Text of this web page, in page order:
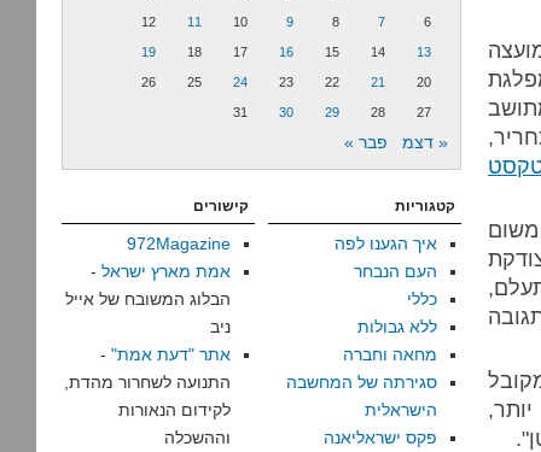
6
7
8
9
10
11
12
13
14
15
16
17
18
19
20
21
22
23
24
25
26
27
28
29
30
31
« דצמ פבר »
קטגוריות
איך הגענו לפה
העם הנבחר
כללי
ללא גבולות
מחאה וחברה
סגירתה של המחשבה
הישראלית
פקס ישראליאנה
קישורים
972Magazine
אמת מארץ ישראל -
הבלוג המשובח של אייל
ניב
אתר "דעת אמת" -
התנועה לשחרור מהדת,
לקידום הנאורות
וההשכלה